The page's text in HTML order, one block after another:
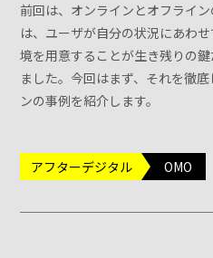
前回は、オンラインとオフライ
は、ユーザが自分の状況にあわ
境を用意することが生き残りの
ました。今回はまず、それを徹
ンの事例を紹介します。
アフターデジタル OMO